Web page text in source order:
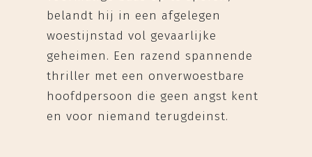
belandt hij in een afgelegen
woestijnstad vol gevaarlijke
geheimen. Een razend spannende
thriller met een onverwoestbare
hoofdpersoon die geen angst kent
en voor niemand terugdeinst.